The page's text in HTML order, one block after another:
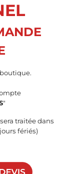
"
traitée dans
fériés)